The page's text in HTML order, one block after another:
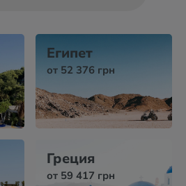
Египет
от 52 376 грн
Греция
от 59 417 грн